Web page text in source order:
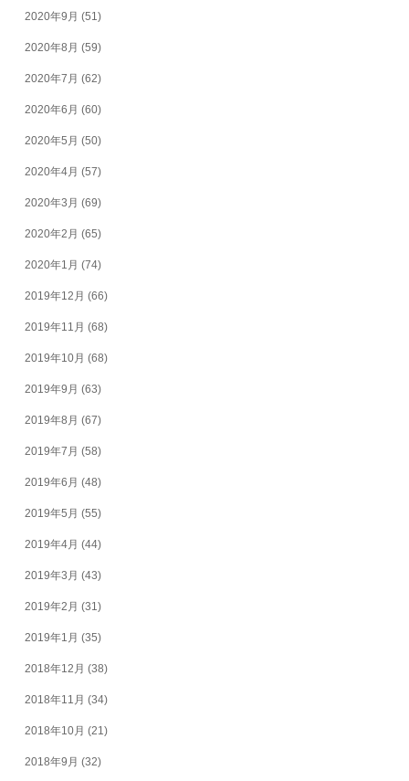
2020年9月 (51)
2020年8月 (59)
2020年7月 (62)
2020年6月 (60)
2020年5月 (50)
2020年4月 (57)
2020年3月 (69)
2020年2月 (65)
2020年1月 (74)
2019年12月 (66)
2019年11月 (68)
2019年10月 (68)
2019年9月 (63)
2019年8月 (67)
2019年7月 (58)
2019年6月 (48)
2019年5月 (55)
2019年4月 (44)
2019年3月 (43)
2019年2月 (31)
2019年1月 (35)
2018年12月 (38)
2018年11月 (34)
2018年10月 (21)
2018年9月 (32)